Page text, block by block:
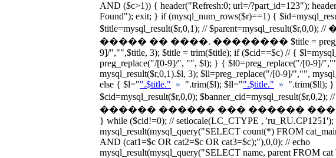
AND ($c>1)) { header("Refresh:0; url=/?part_id=123");
Found"); exit; } if (mysql_num_rows($r)==1) {
$title=mysql_result($r,0,1); //
����� �� ����. �������� $title =
9]/","",$title, 3); $title = trim($title); if ($cid==$c) // {
preg_replace("/[0-9]/", "", $l); } { $l0=preg_replace("/[0-9]/
mysql_result($r,0,1).$l, 3); $ll=preg_replace("/[0-9]/","",
else { $l="".$title." » ".trim($l); $ll="".$title." » ".trim($ll); }
$cid=mysql_result($r,0,0);
������ ������ ��� ������ ������
} while ($cid!=0); // setlocale(LC_CTYPE , 'ru_RU.CP1251');
mysql_result(mysql_query("SELECT count(*) FROM
AND (cat1=$c OR cat2=$c OR cat3=$c);"),0,0); // echo
mysql_result(mysql_query("SELECT name, parent FROM